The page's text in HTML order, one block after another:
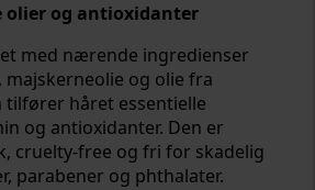
olier og antioxidanter
med nærende ingredienser
majskerneolie og olie fra
håret essentielle
og antioxidanter. Den er
cruelty-free og fri for skadelig
parabener og phthalater.